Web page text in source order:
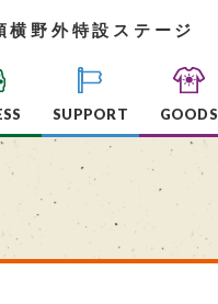
横野外特設ステージ
SUPPORT GOODS